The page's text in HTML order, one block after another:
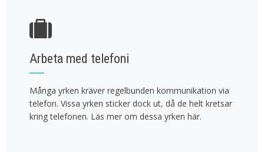
Arbeta med telefoni
Många yrken kräver regelbunden kommunikation via
telefon. Vissa yrken sticker dock ut, då de helt kretsar
kring telefonen. Läs mer om dessa yrken här.